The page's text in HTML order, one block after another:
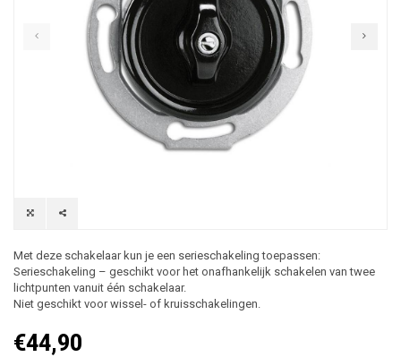
Met deze schakelaar kun je een serieschakeling toepassen:
Serieschakeling – geschikt voor het onafhankelijk schakelen van twee
lichtpunten vanuit één schakelaar.
Niet geschikt voor wissel- of kruisschakelingen.
€44,90